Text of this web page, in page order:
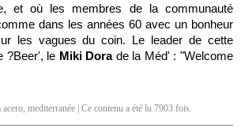
et où les membres de la communauté
dans les années 60 avec un bonheur
les vagues du coin. Le leader de cette
?Beer', le Miki Dorade la Méd' : "Welcome
acero, mediterranée | Ce contenu a été lu 7903 fois.